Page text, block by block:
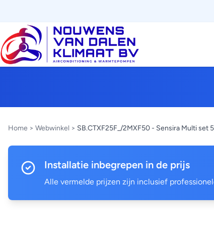
Home > Webwinkel > SB.CTXF25F_/2MXF50 - Sensira Multi set
Installatie inbegrepen in de prijs
Alle vermelde prijzen zijn inclusief